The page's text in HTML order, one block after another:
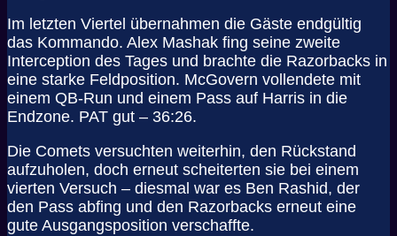
Im letzten Viertel übernahmen die Gäste endgültig
das Kommando. Alex Mashak fing seine zweite
Interception des Tages und brachte die Razorbacks in
eine starke Feldposition. McGovern vollendete mit
einem QB-Run und einem Pass auf Harris in die
Endzone. PAT gut – 36:26.
Die Comets versuchten weiterhin, den Rückstand
aufzuholen, doch erneut scheiterten sie bei einem
vierten Versuch – diesmal war es Ben Rashid, der
den Pass abfing und den Razorbacks erneut eine
gute Ausgangsposition verschaffte.